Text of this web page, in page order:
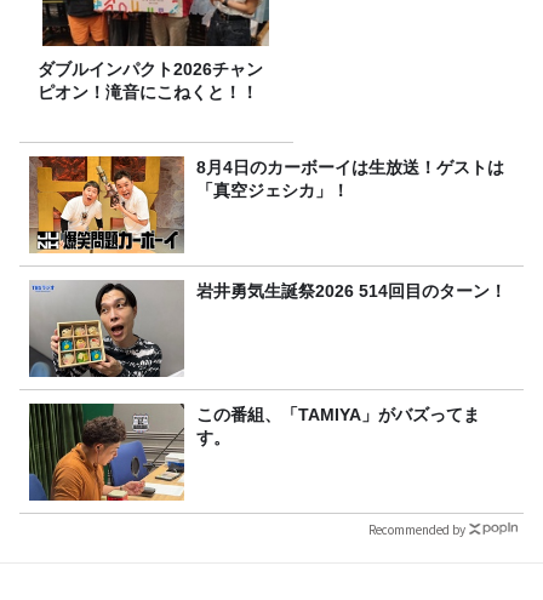
ダブルインパクト2026チャン
ピオン！滝音にこねくと！！
8月4日のカーボーイは生放送！ゲストは
「真空ジェシカ」！
岩井勇気生誕祭2026 514回目のターン！
この番組、「TAMIYA」がバズってま
す。
Recommended by